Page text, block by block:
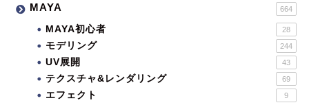
MAYA 664
MAYA初心者 28
モデリング 244
UV展開 43
テクスチャ&レンダリング 69
エフェクト 9